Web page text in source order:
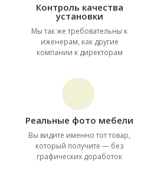
Контроль качества
установки
Мы так же требовательны к
иженерам, как другие
компании к директорам
Реальные фото мебели
Вы видите именно тот товар,
который получите — без
графических доработок